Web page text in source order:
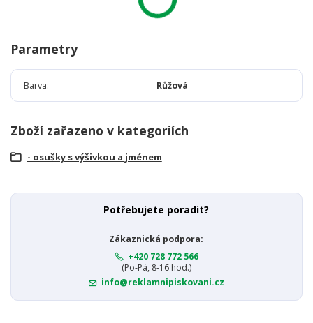
Parametry
Barva Růžová
Zboží zařazeno v kategoriích
- osušky s výšivkou a jménem
Potřebujete poradit?
Zákaznická podpora:
+420 728 772 566
(Po-Pá, 8-16 hod.)
info@reklamnipiskovani.cz